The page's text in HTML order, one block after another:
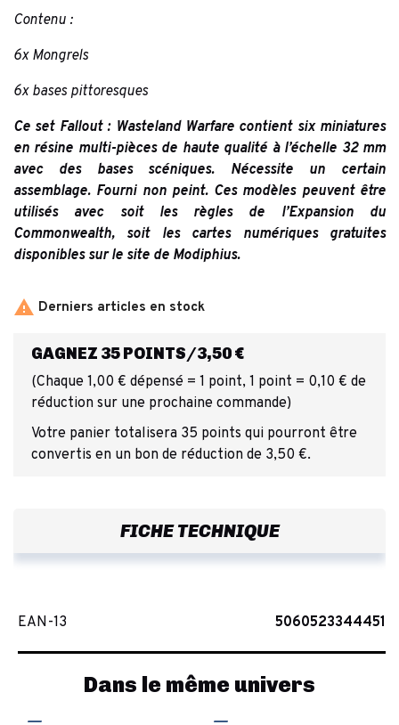
Contenu :
6x Mongrels
6x bases pittoresques
Ce set Fallout : Wasteland Warfare contient six miniatures
en résine multi-pièces de haute qualité à l’échelle 32 mm
avec des bases scéniques. Nécessite un certain
assemblage. Fourni non peint. Ces modèles peuvent être
utilisés avec soit les règles de l’Expansion du
Commonwealth, soit les cartes numériques gratuites
disponibles sur le site de Modiphius.
 Derniers articles en stock
GAGNEZ 35 POINTS/3,50 €
(Chaque 1,00 € dépensé = 1 point, 1 point = 0,10 € de
réduction sur une prochaine commande)
Votre panier totalisera 35 points qui pourront être
convertis en un bon de réduction de 3,50 €.
FICHE TECHNIQUE
EAN-13 5060523344451
Dans le même univers